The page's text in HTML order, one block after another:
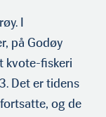
hall til
det? Å nei. Peer
I
på Godøy
kvote-fiskeri
Det er tidens
og de